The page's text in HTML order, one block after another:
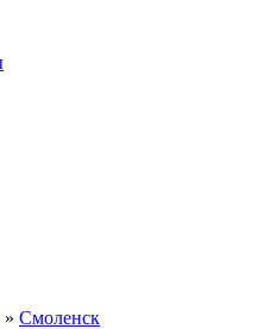
» Смоленск